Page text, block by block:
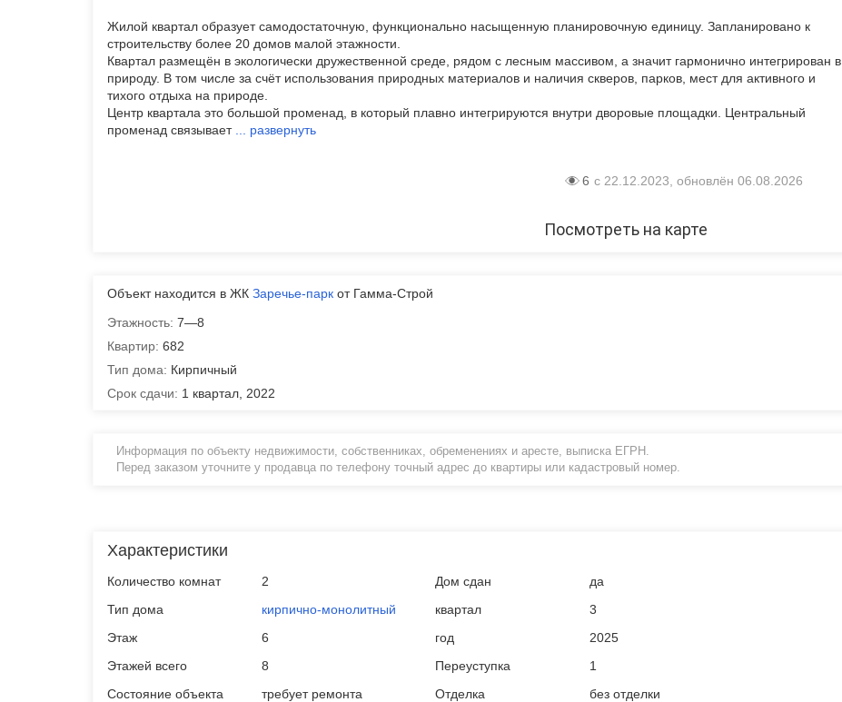
Жилой квартал образует самодостаточную, функционально насыщенную планировочную единицу. Запланировано к
строительству более 20 домов малой этажности.
Квартал размещён в экологически дружественной среде, рядом с лесным массивом, а значит гармонично интегрирован в
природу. В том числе за счёт использования природных материалов и наличия скверов, парков, мест для активного и
тихого отдыха на природе.
Центр квартала это большой променад, в который плавно интегрируются внутри дворовые площадки. Центральный
променад связывает
развернуть
6 с 22.12.2023, обновлён 06.08.2026
Посмотреть на карте
Объект находится в ЖК Заречье-парк от Гамма-Строй
Этажность: 7—8
Квартир: 682
Тип дома: Кирпичный
Срок сдачи: 1 квартал, 2022
Информация по объекту недвижимости, собственниках, обременениях и аресте, выписка ЕГРН.
Перед заказом уточните у продавца по телефону точный адрес до квартиры или кадастровый номер.
Характеристики
Количество комнат
2
Тип дома
кирпично-монолитный
Этаж
6
Этажей всего
8
Состояние объекта
требует ремонта
Дом сдан
да
квартал
3
год
2025
Переуступка
1
Отделка
без отделки